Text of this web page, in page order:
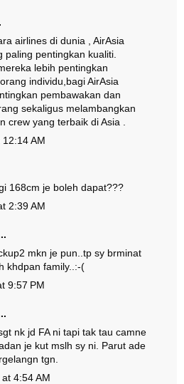
airlines di dunia , AirAsia
paling pentingkan kualiti.
lebih pentingkan
individu,bagi AirAsia
pembawakan dan
sekaligus melambangkan
crew yang terbaik di Asia .
AM
168cm je boleh dapat???
2:39 AM
mkn je pun..tp sy brminat
khdpan family..:-(
9:57 PM
nk jd FA ni tapi tak tau camne
je kut mslh sy ni. Parut ade
tgn.
4:54 AM